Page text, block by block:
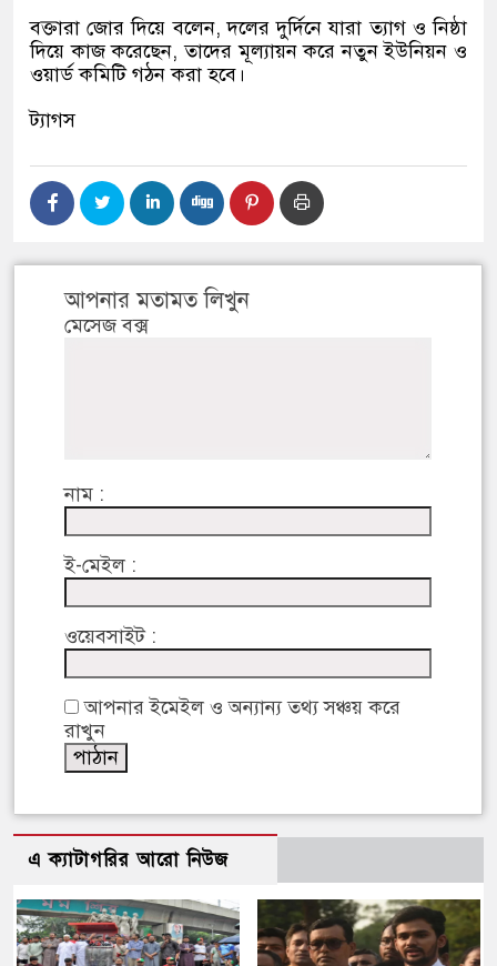
বক্তারা জোর দিয়ে বলেন, দলের দুর্দিনে যারা ত্যাগ ও নিষ্ঠা
দিয়ে কাজ করেছেন, তাদের মূল্যায়ন করে নতুন ইউনিয়ন ও
ওয়ার্ড কমিটি গঠন করা হবে।
ট্যাগস
আপনার মতামত লিখুন
মেসেজ বক্স
নাম :
ই-মেইল :
ওয়েবসাইট :
আপনার ইমেইল ও অন্যান্য তথ্য সঞ্চয় করে
রাখুন
এ ক্যাটাগরির আরো নিউজ